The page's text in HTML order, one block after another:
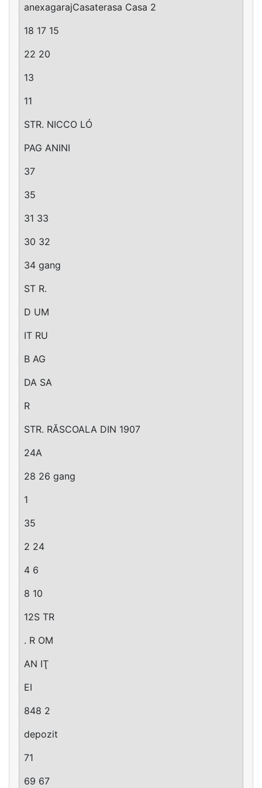
anexagarajCasaterasa Casa 2
18 17 15
22 20
13
11
STR. NICCO LÓ
PAG ANINI
37
35
31 33
30 32
34 gang
ST R.
D UM
IT RU
B AG
DA SA
R
STR. RĂSCOALA DIN 1907
24A
28 26 gang
1
35
2 24
4 6
8 10
12S TR
. R OM
AN IŢ
EI
848 2
depozit
71
69 67